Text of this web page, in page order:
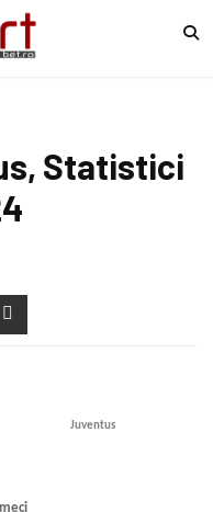
Statistici
Juventus